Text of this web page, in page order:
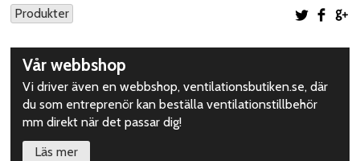
Produkter Dela
Upptäck
mer
Vår webbshop
Vi driver även en webbshop, ventilationsbutiken.se, där
du som entreprenör kan beställa ventilationstillbehör
mm direkt när det passar dig!
Läs mer